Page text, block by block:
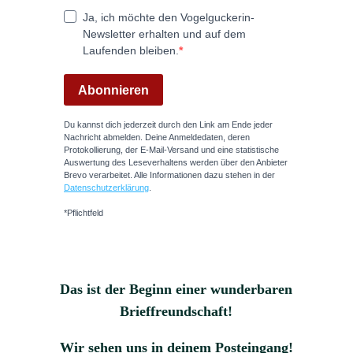
Das ist der Beginn einer wunderbaren
Brieffreundschaft!
Wir sehen uns in deinem Posteingang!